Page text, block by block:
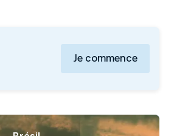
Je commence